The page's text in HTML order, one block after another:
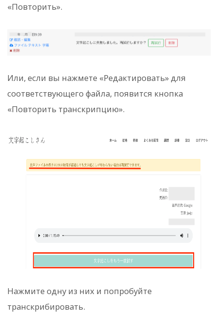
«Повторить».
Или, если вы нажмете «Редактировать» для
соответствующего файла, появится кнопка
«Повторить транскрипцию».
Нажмите одну из них и попробуйте
транскрибировать.